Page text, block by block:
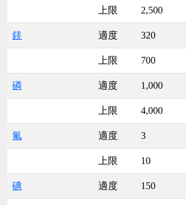
上限 2,500
鎂 適度 320
上限 700
磷 適度 1,000
上限 4,000
氟 適度 3
上限 10
碘 適度 150